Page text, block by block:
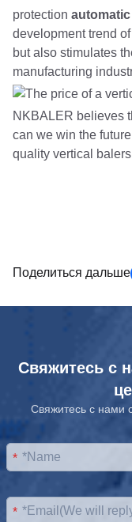
protection
development trend
but also stimulates
manufacturing
NKBALER believes
can we win the
quality vertical
Поделиться дальше
Свяжитесь с
Свяжитесь с нами
*
*